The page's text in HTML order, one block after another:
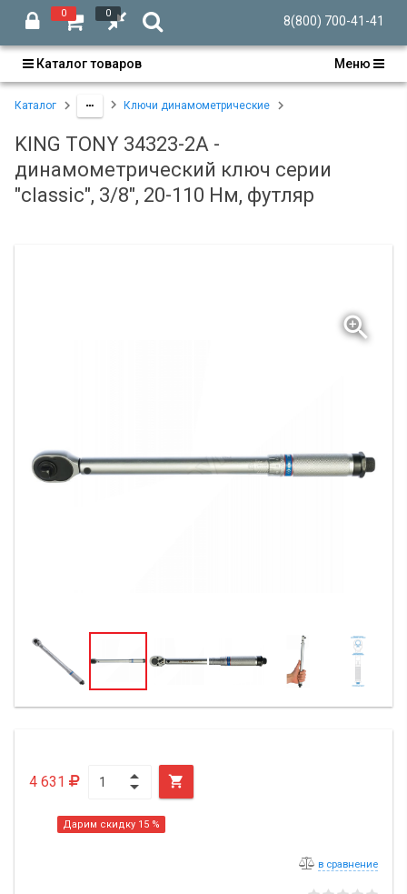
0 0
8(800) 700-41-41
Каталог товаров Меню
Каталог Ключи динамометрические
KING TONY 34323-2A -
динамометрический ключ серии
"classic", 3/8", 20-110 Нм, футляр
4 631 
Дарим скидку 15 %
в сравнение